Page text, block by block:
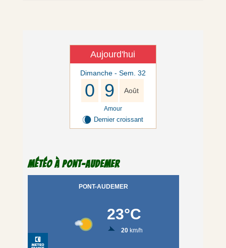
Aujourd'hui
Dimanche - Sem. 32
0 9 Août
Amour
W Dernier croissant
Météo à Pont-Audemer